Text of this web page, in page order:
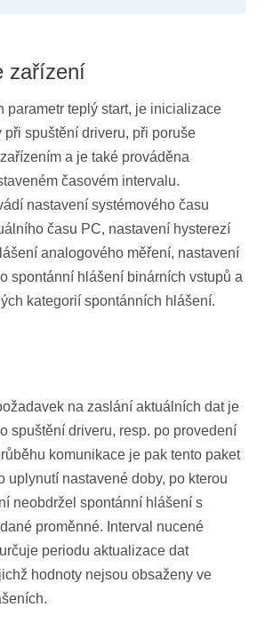
zařízení
parametr teplý start, je inicializace
při spuštění driveru, při poruše
a je také prováděna
časovém intervalu.
nastavení systémového času
času PC, nastavení hysterezí
analogového měření, nastavení
spontánní hlášení binárních vstupů a
kategorií spontánních hlášení.
na zaslání aktuálních dat je
spuštění driveru, resp. po provedení
komunikace je pak tento paket
uplynutí nastavené doby, po kterou
neobdržel spontánní hlášení s
proměnné. Interval nucené
periodu aktualizace dat
hodnoty nejsou obsaženy ve